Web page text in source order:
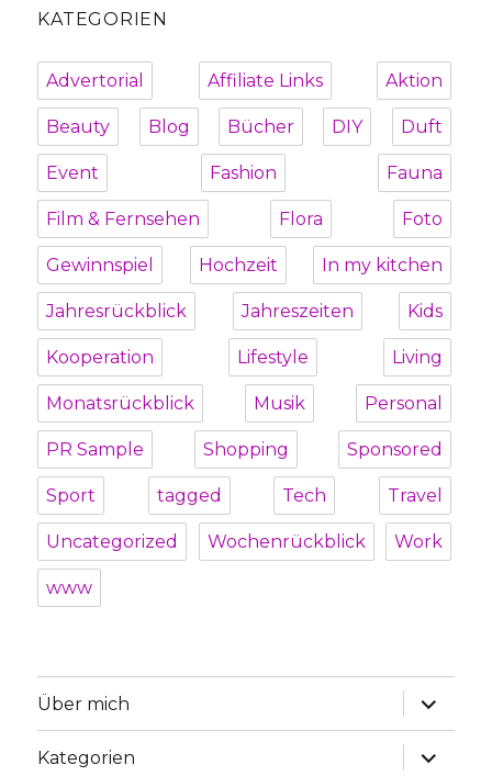
KATEGORIEN
Advertorial Affiliate Links Aktion
Beauty Blog Bücher DIY Duft
Event Fashion Fauna
Film & Fernsehen Flora Foto
Gewinnspiel Hochzeit In my kitchen
Jahresrückblick Jahreszeiten Kids
Kooperation Lifestyle Living
Monatsrückblick Musik Personal
PR Sample Shopping Sponsored
Sport tagged Tech Travel
Uncategorized Wochenrückblick Work
www
Über mich
öffnen
Kategorien
öffnen